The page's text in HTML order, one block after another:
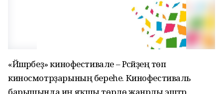
«Йәшәрбеҙ» кинофестивале – Рәсәйҙең төп
киносмотрҙарының береһе. Кинофестиваль